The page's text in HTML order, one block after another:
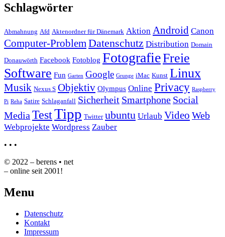
Schlagwörter
Abmahnung Afd Aktenordner für Dänemark Aktion Android Canon
Computer-ProblemDatenschutz Distribution Domain
Donauwörth Facebook Fotoblog FotografieFreie
Software Fun Garten Google Grunge iMac Kunst Linux
Musik Nexus S Objektiv Olympus Online Privacy Raspberry
Pi Reha Satire Schlaganfall Sicherheit Smartphone Social
MediaTestTipp Twitter ubuntu Urlaub Video Web
Webprojekte Wordpress Zauber
• • •
© 2022 – berens • net
– online seit 2001!
Menu
Datenschutz
Kontakt
Impressum